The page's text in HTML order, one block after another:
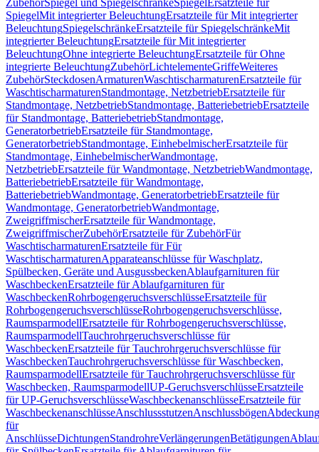
ZubehörSpiegel und SpiegelschränkeSpiegel Ersatzteile für
SpiegelMit integrierter BeleuchtungErsatzteile für Mit integrierter
BeleuchtungSpiegelschränkeErsatzteile für SpiegelschränkeMit
integrierter BeleuchtungErsatzteile für Mit integrierter
BeleuchtungOhne integrierte BeleuchtungErsatzteile für Ohne
integrierte BeleuchtungZubehörLichtelementeGriffeWeiteres
ZubehörSteckdosenArmaturenWaschtischarmaturenErsatzteile für
WaschtischarmaturenStandmontage, NetzbetriebErsatzteile für
Standmontage, NetzbetriebStandmontage, BatteriebetriebErsatzteile
für Standmontage, BatteriebetriebStandmontage,
GeneratorbetriebErsatzteile für Standmontage,
GeneratorbetriebStandmontage, EinhebelmischerErsatzteile für
Standmontage, EinhebelmischerWandmontage,
NetzbetriebErsatzteile für Wandmontage, NetzbetriebWandmontage,
BatteriebetriebErsatzteile für Wandmontage,
BatteriebetriebWandmontage, GeneratorbetriebErsatzteile für
Wandmontage, GeneratorbetriebWandmontage,
ZweigriffmischerErsatzteile für Wandmontage,
ZweigriffmischerZubehörErsatzteile für ZubehörFür
WaschtischarmaturenErsatzteile für Für
WaschtischarmaturenApparateanschlüsse für Waschplatz,
Spülbecken, Geräte und AusgussbeckenAblaufgarnituren für
WaschbeckenErsatzteile für Ablaufgarnituren für
WaschbeckenRohrbogengeruchsverschlüsseErsatzteile für
RohrbogengeruchsverschlüsseRohrbogengeruchsverschlüsse,
RaumsparmodellErsatzteile für Rohrbogengeruchsverschlüsse,
RaumsparmodellTauchrohrgeruchsverschlüsse für
WaschbeckenErsatzteile für Tauchrohrgeruchsverschlüsse für
WaschbeckenTauchrohrgeruchsverschlüsse für Waschbecken,
RaumsparmodellErsatzteile für Tauchrohrgeruchsverschlüsse für
Waschbecken, RaumsparmodellUP-GeruchsverschlüsseErsatzteile
für UP-GeruchsverschlüsseWaschbeckenanschlüsseErsatzteile für
WaschbeckenanschlüsseAnschlussstutzenAnschlussbögen
für
AnschlüsseDichtungenStandrohreVerlängerungenBetätigungen